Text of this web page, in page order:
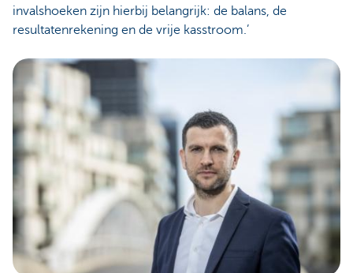
invalshoeken zijn hierbij belangrijk: de balans, de
resultatenrekening en de vrije kasstroom.’